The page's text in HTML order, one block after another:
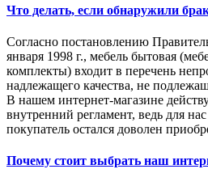
Что делать, если обнаружили
Согласно постановлению
января 1998 г., мебель бытовая
комплекты) входит в перечень
надлежащего качества, не
В нашем интернет-магазине
внутренний регламент, ведь для
покупатель остался доволен
Почему стоит выбрать наш